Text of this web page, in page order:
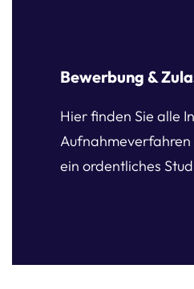
Bewerbung &
Hier finden Sie alle
Aufnahmeverfahren
ein ordentliches